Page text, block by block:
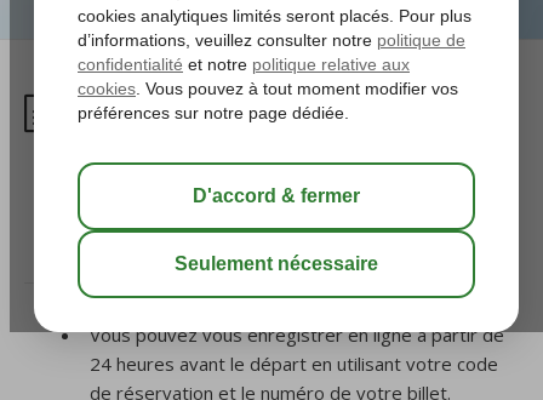
Je vole avec Turkish Airlines,
pour mon vol?
/ 6. Enregistrement en ligne / Je vole avec Turkish
Airlines, puis-je m’enregistrer en ligne pour mon vol?
Vous pouvez vous enregistrer en ligne à partir de
24 heures avant le départ en utilisant votre code
de réservation et le numéro de votre billet.